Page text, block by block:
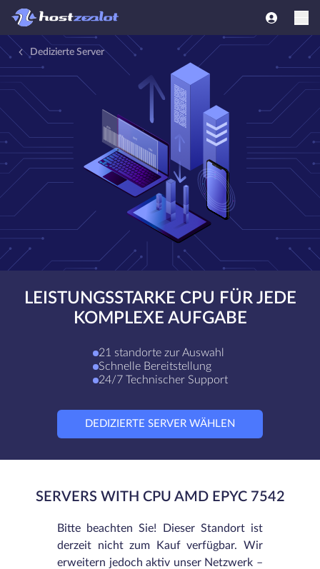
Dedizierte Server
LEISTUNGSSTARKE CPU FÜR JEDE
KOMPLEXE AUFGABE
21 standorte zur Auswahl
Schnelle Bereitstellung
24/7 Technischer Support
DEDIZIERTE SERVER WÄHLEN
SERVERS WITH CPU AMD EPYC 7542
Bitte beachten Sie! Dieser Standort ist
derzeit nicht zum Kauf verfügbar. Wir
erweitern jedoch aktiv unser Netzwerk –